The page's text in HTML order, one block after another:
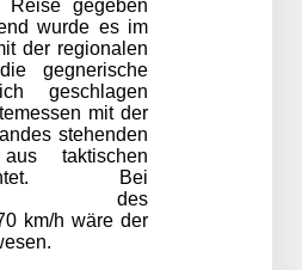
gegeben
wurde es im
der regionalen
gegnerische
geschlagen
mit der
stehenden
taktischen
Bei
des
km/h wäre der